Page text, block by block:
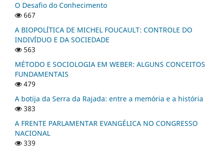
O Desafio do Conhecimento
667
A BIOPOLÍTICA DE MICHEL FOUCAULT: CONTROLE DO
INDIVÍDUO E DA SOCIEDADE
563
MÉTODO E SOCIOLOGIA EM WEBER: ALGUNS CONCEITOS
FUNDAMENTAIS
479
A botija da Serra da Rajada: entre a memória e a história
383
A FRENTE PARLAMENTAR EVANGÉLICA NO CONGRESSO
NACIONAL
339